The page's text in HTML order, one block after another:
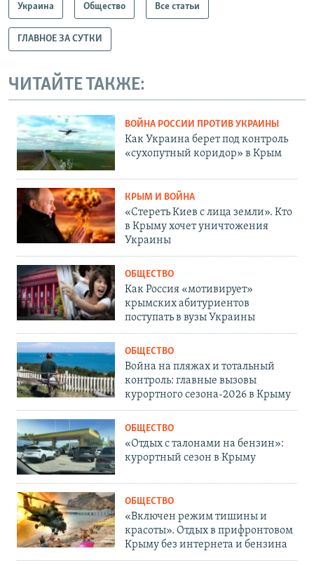
Украина Общество Все статьи
ГЛАВНОЕ ЗА СУТКИ
ЧИТАЙТЕ ТАКЖЕ:
ВОЙНА РОССИИ ПРОТИВ УКРАИНЫ
Как Украина берет под контроль
«сухопутный коридор» в Крым
КРЫМ И ВОЙНА
«Стереть Киев с лица земли». Кто
в Крыму хочет уничтожения
Украины
ОБЩЕСТВО
Как Россия «мотивирует»
крымских абитуриентов
поступать в вузы Украины
ОБЩЕСТВО
Война на пляжах и тотальный
контроль: главные вызовы
курортного сезона-2026 в Крыму
ОБЩЕСТВО
«Отдых с талонами на бензин»:
курортный сезон в Крыму
ОБЩЕСТВО
«Включен режим тишины и
красоты». Отдых в прифронтовом
Крыму без интернета и бензина